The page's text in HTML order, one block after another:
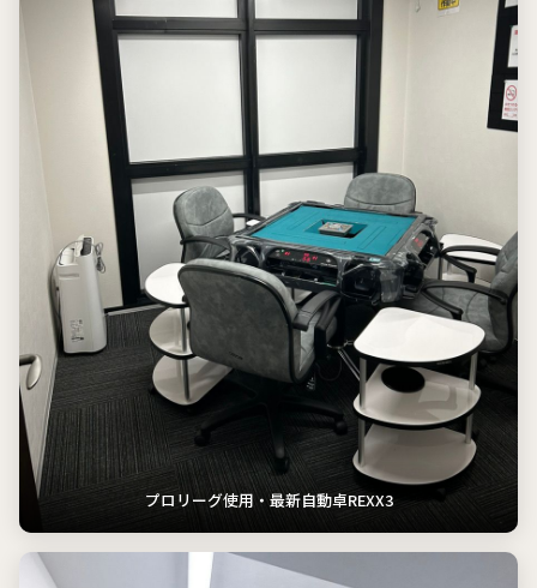
プロリーグ使用・最新自動卓REXX3